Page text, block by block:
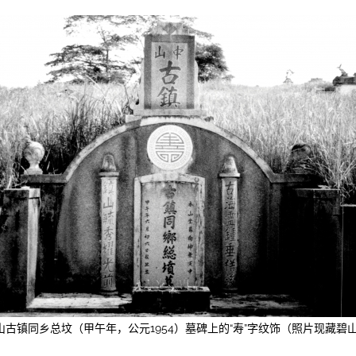
古镇同乡总坟（甲午年，公元1954）墓碑上的“寿”字纹饰（照片现藏碧